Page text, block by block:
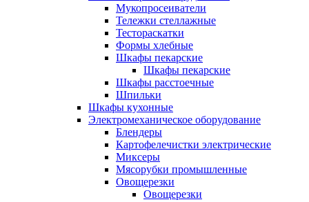
Мукопросеиватели
Тележки стеллажные
Тестораскатки
Формы хлебные
Шкафы пекарские
Шкафы пекарские
Шкафы расстоечные
Шпильки
Шкафы кухонные
Электромеханическое оборудование
Блендеры
Картофелечистки электрические
Миксеры
Мясорубки промышленные
Овощерезки
Овощерезки